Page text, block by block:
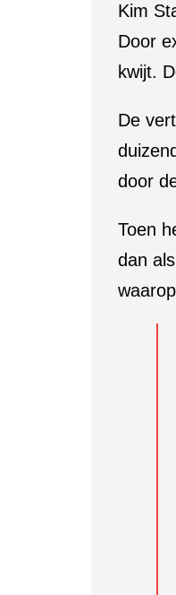
Kim
Door
kwijt.
De
door
Toen
dan